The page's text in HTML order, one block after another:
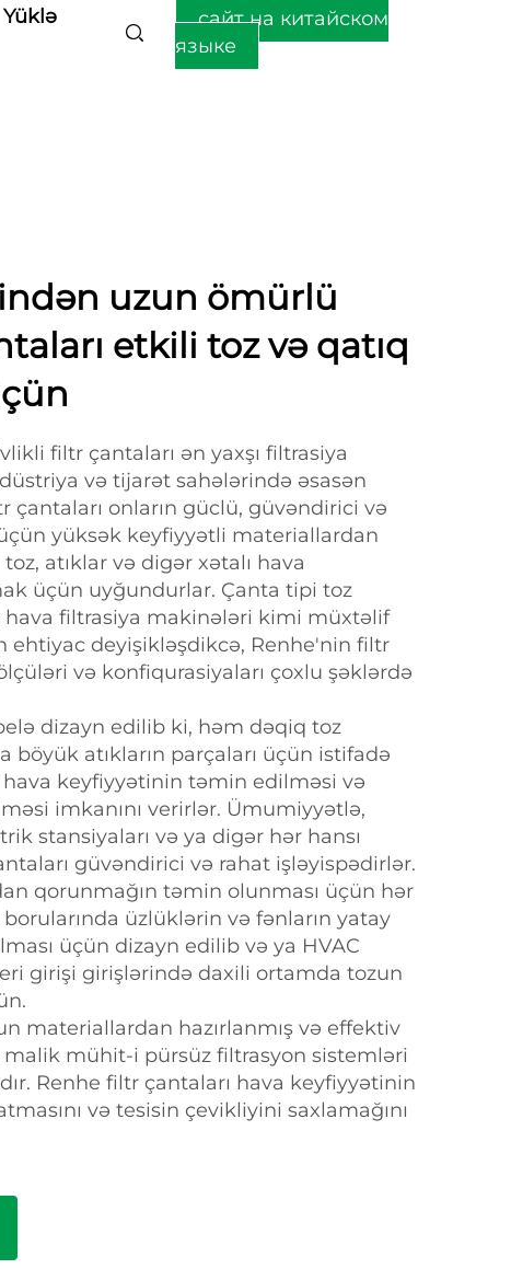
Yüklə
сайт на китайском
языке
uzun ömürlü
etkili toz və qatıq
filtr çantaları ən yaxşı filtrasiya
və tijarət sahələrində əsasən
çantaları onların güclü, güvəndirici və
yüksək keyfiyyətli materiallardan
toz, atıklar və digər xətalı hava
üçün uyğundurlar. Çanta tipi toz
hava filtrasiya makinələri kimi müxtəlif
ehtiyac deyişikləşdikcə, Renhe'nin filtr
və konfiqurasiyaları çoxlu şəklərdə
dizayn edilib ki, həm dəqiq toz
böyük atıkların parçaları üçün istifadə
hava keyfiyyətinin təmin edilməsi və
imkanını verirlər. Ümumiyyətlə,
stansiyaları və ya digər hər hansı
güvəndirici və rahat işləyispədirlər.
qorunmağın təmin olunması üçün hər
borularında üzlüklərin və fənların yatay
üçün dizayn edilib və ya HVAC
girişi girişlərində daxili ortamda tozun
materiallardan hazırlanmış və effektiv
malik mühit-i pürsüz filtrasyon sistemləri
Renhe filtr çantaları hava keyfiyyətinin
və tesisin çevikliyini saxlamağını